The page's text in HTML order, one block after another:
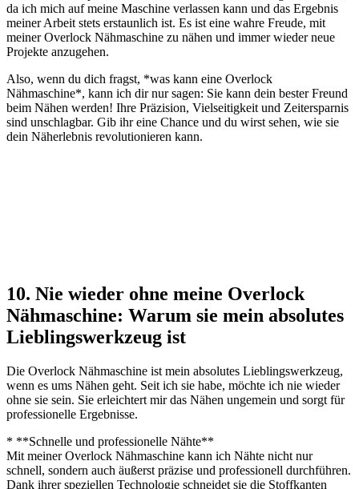
da ich mich auf meine Maschine verlassen kann und das Ergebnis
meiner Arbeit stets erstaunlich ist. Es ist eine wahre Freude, mit
meiner Overlock Nähmaschine zu nähen und immer wieder neue
Projekte anzugehen.
Also, wenn du dich fragst, *was kann eine Overlock
Nähmaschine*, kann ich dir nur sagen: Sie kann dein bester Freund
beim Nähen werden! Ihre Präzision, Vielseitigkeit und Zeitersparnis
sind unschlagbar. Gib ihr eine Chance und du wirst sehen, wie sie
dein Näherlebnis revolutionieren kann.
10. Nie wieder ohne meine Overlock
Nähmaschine: Warum sie mein absolutes
Lieblingswerkzeug ist
Die Overlock Nähmaschine ist mein absolutes Lieblingswerkzeug,
wenn es ums Nähen geht. Seit ich sie habe, möchte ich nie wieder
ohne sie sein. Sie erleichtert mir das Nähen ungemein und sorgt für
professionelle Ergebnisse.
* **Schnelle und professionelle Nähte**
Mit meiner Overlock Nähmaschine kann ich Nähte nicht nur
schnell, sondern auch äußerst präzise und professionell durchführen.
Dank ihrer speziellen Technologie schneidet sie die Stoffkanten